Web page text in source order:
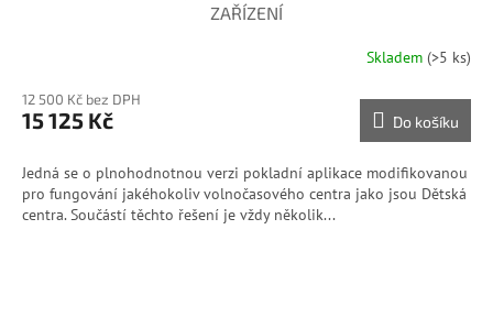
ZAŘÍZENÍ
Skladem (>5 ks)
12 500 Kč bez DPH
15 125 Kč Do košíku
Jedná se o plnohodnotnou verzi pokladní aplikace modifikovanou
pro fungování jakéhokoliv volnočasového centra jako jsou Dětská
centra. Součástí těchto řešení je vždy několik...